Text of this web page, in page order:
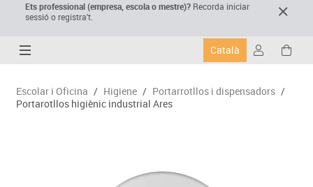
Ets professional (empresa,escola o mestre)? Recorda iniciar
sessió o registra't.
Català
Escolar i Oficina / Higiene / Portarrotllos i dispensadors /
Portarotllos higiènic industrial Ares